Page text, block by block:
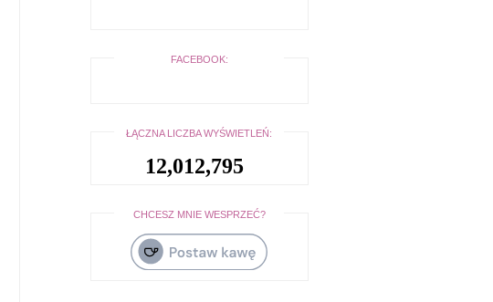
FACEBOOK:
ŁĄCZNA LICZBA WYŚWIETLEŃ:
12,012,795
CHCESZ MNIE WESPRZEĆ?